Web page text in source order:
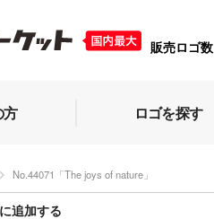
販売ロゴ数
方 ロゴを探す
No.44071「The joys of nature」
追加する